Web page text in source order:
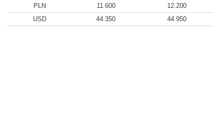
PLN
11.600
12.200
USD
44.350 44.950